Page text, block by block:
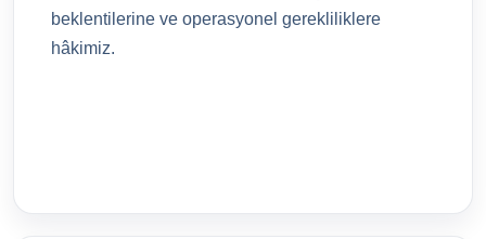
beklentilerine ve operasyonel gerekliliklere
hâkimiz.